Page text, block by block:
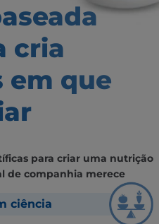
cria
em que
para criar uma nutrição
de companhia merece
ciência